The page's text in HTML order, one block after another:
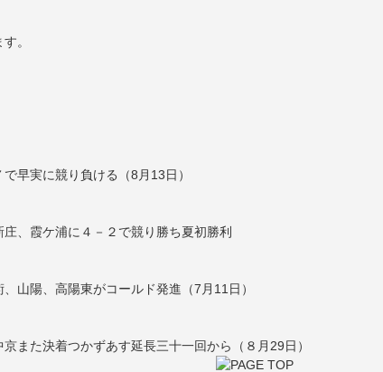
。
早実に競り負ける（8月13日）
、霞ケ浦に４－２で競り勝ち夏初勝利
山陽、高陽東がコールド発進（7月11日）
また決着つかずあす延長三十一回から（８月29日）